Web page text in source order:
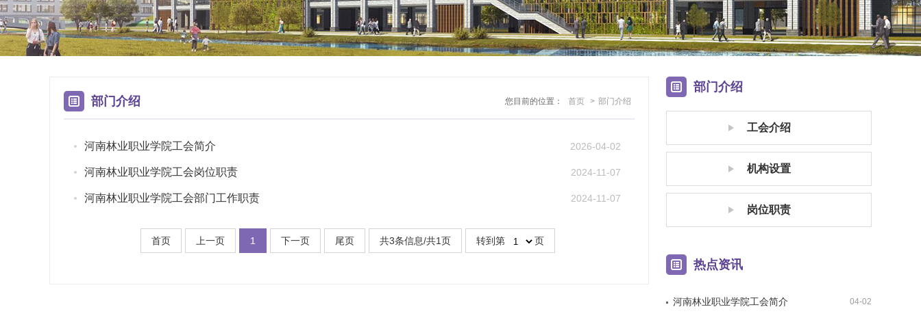
部门介绍
工会介绍
机构设置
岗位职责
热点资讯
04-02
河南林业职业学院工会简介
您目前的位置： 首页 > 部门介绍
部门介绍
2026-04-02
河南林业职业学院工会简介
2024-11-07
河南林业职业学院工会岗位职责
2024-11-07
河南林业职业学院工会部门工作职责
首页 上一页 1 下一页 尾页 共3条信息/共1页 转到第 页